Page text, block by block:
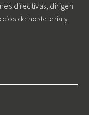
directivas, dirigen
de hostelería y